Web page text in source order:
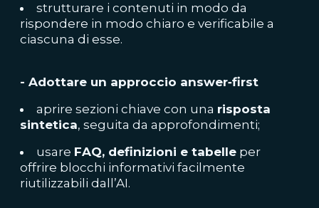
strutturare i contenuti in modo da
rispondere in modo chiaro e verificabile a
ciascuna di esse.
- Adottare un approccio answer‑first
aprire sezioni chiave con una risposta
sintetica, seguita da approfondimenti;
usare FAQ, definizioni e tabelle per
offrire blocchi informativi facilmente
riutilizzabili dall’AI.